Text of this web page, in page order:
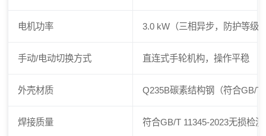
电机功率 3.0 kW（三相异步，防护等级
手动/电动切换方式 直连式手轮机构，操作平稳
外壳材质 Q235B碳素结构钢（符合GB/T
焊接质量 符合GB/T 11345-2023无损检